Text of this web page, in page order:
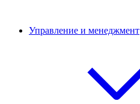
Управление и менеджмент